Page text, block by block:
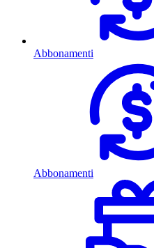
Abbonamenti
Abbonamenti